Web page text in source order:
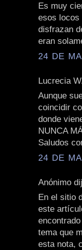
Es muy
esos locos
disfrazan
eran
24 DE
Lucrecia
Aunque
coincidir
donde
NUNCA
Saludos
24 DE
Anónimo
En el sitio
este
tema que
esta nota,